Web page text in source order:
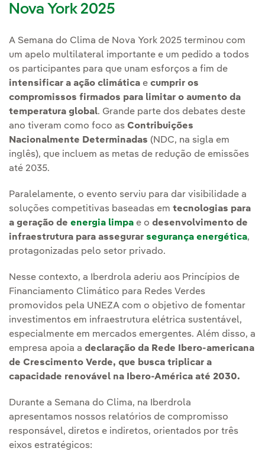
Nova York 2025
A Semana do Clima de Nova York 2025 terminou com
um apelo multilateral importante e um pedido a todos
os participantes para que unam esforços a fim de
intensificar a ação climática e cumprir os
compromissos firmados para limitar o aumento da
temperatura global. Grande parte dos debates deste
ano tiveram como foco as Contribuições
Nacionalmente Determinadas (NDC, na sigla em
inglês), que incluem as metas de redução de emissões
até 2035.
Paralelamente, o evento serviu para dar visibilidade a
soluções competitivas baseadas em tecnologias para
a geração de energia limpa e o desenvolvimento de
infraestrutura para assegurar segurança energética,
protagonizadas pelo setor privado.
Nesse contexto, a Iberdrola aderiu aos Princípios de
Financiamento Climático para Redes Verdes
promovidos pela UNEZA com o objetivo de fomentar
investimentos em infraestrutura elétrica sustentável,
especialmente em mercados emergentes. Além disso, a
empresa apoia a declaração da Rede Ibero-americana
de Crescimento Verde, que busca triplicar a
capacidade renovável na Ibero-América até 2030.
Durante a Semana do Clima, na Iberdrola
apresentamos nossos relatórios de compromisso
responsável, diretos e indiretos, orientados por três
eixos estratégicos: